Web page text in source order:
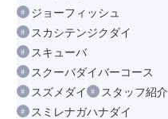
ジョーフィッシュ
スカシテンジクダイ
スキューバ
スクーバダイバーコース
スズメダイ
スタッフ紹介
スミレナガハナダイ